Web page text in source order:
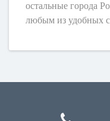
остальные города
любым из удобных